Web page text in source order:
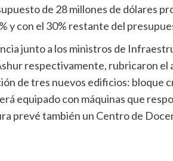
de 28 millones de dólares
y con el 30% restante del
junto a los ministros de
respectivamente, rubricaron el
de tres nuevos edificios: bloque
equipado con máquinas que
prevé también un Centro de